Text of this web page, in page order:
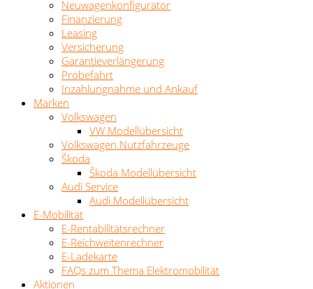
Neuwagenkonfigurator
Finanzierung
Leasing
Versicherung
Garantieverlängerung
Probefahrt
Inzahlungnahme und Ankauf
Marken
Volkswagen
VW Modellübersicht
Volkswagen Nutzfahrzeuge
Škoda
Škoda Modellübersicht
Audi Service
Audi Modellübersicht
E-Mobilität
E-Rentabilitätsrechner
E-Reichweitenrechner
E-Ladekarte
FAQs zum Thema Elektromobilität
Aktionen